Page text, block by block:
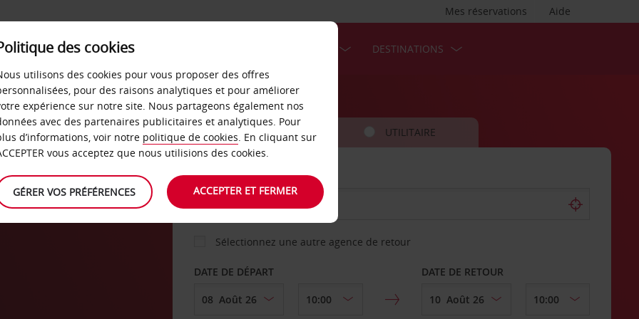
Aide
Mes réservations
LIBRE-SERVICE DESTINATIONS
VOITURE UTILITAIRE
AGENCE DE DÉPART
Sélectionnez une autre agence de retour
DATE DE DÉPART DATE DE RETOUR
des cookies
utilisons des cookies pour vous proposer des offres
pour des raisons analytiques et pour améliorer
expérience sur notre site. Nous partageons également nos
avec des partenaires publicitaires et analytiques. Pour
d’informations, voir notre politique de cookies. En cliquant sur
vous acceptez que nous utilisions des cookies.
GÉRER VOS PRÉFÉRENCES ACCEPTER ET FERMER